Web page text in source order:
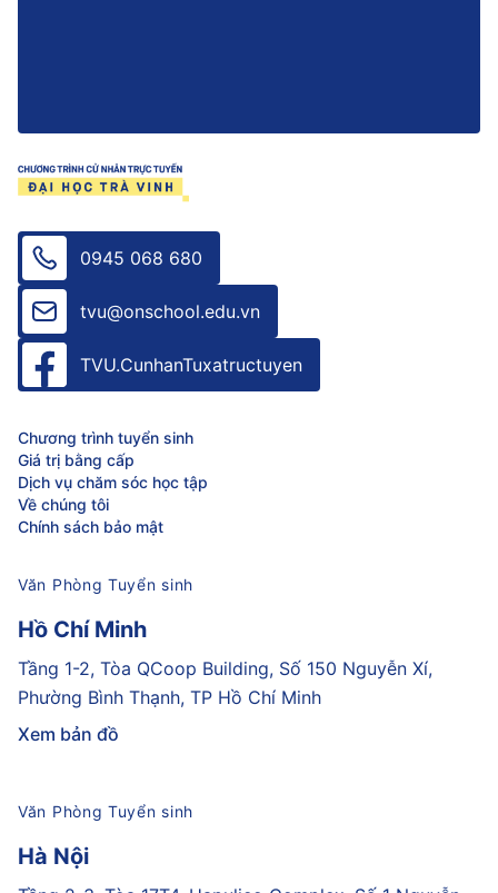
0945 068 680
tvu@onschool.edu.vn
TVU.CunhanTuxatructuyen
Chương trình tuyển sinh
Giá trị bằng cấp
Dịch vụ chăm sóc học tập
Về chúng tôi
Chính sách bảo mật
Văn Phòng Tuyển sinh
Hồ Chí Minh
Tầng 1-2, Tòa QCoop Building, Số 150 Nguyễn Xí,
Phường Bình Thạnh, TP Hồ Chí Minh
Xem bản đồ
Văn Phòng Tuyển sinh
Hà Nội